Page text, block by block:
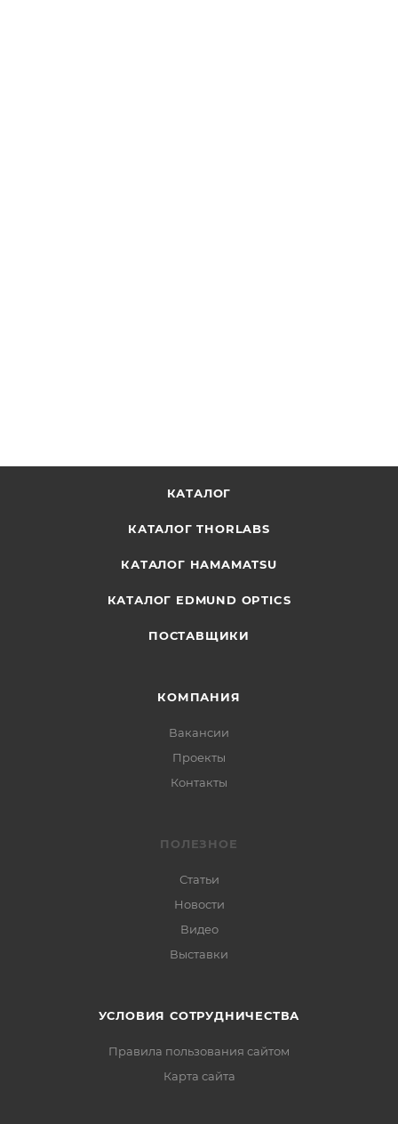
КАТАЛОГ
КАТАЛОГ THORLABS
КАТАЛОГ HAMAMATSU
КАТАЛОГ EDMUND OPTICS
ПОСТАВЩИКИ
КОМПАНИЯ
Вакансии
Проекты
Контакты
ПОЛЕЗНОЕ
Статьи
Новости
Видео
Выставки
УСЛОВИЯ СОТРУДНИЧЕСТВА
Правила пользования сайтом
Карта сайта